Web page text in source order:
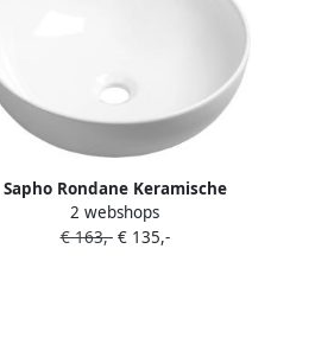
Sapho Rondane Keramische
opzet waskom diameter 40x13
5cm
2 webshops
€ 163,-€ 135,-